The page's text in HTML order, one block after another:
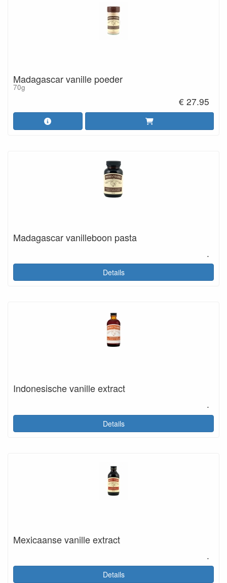
Madagascar vanille poeder
70g
€ 27.95
Madagascar vanilleboon pasta
.
Details
Indonesische vanille extract
.
Details
Mexicaanse vanille extract
.
Details